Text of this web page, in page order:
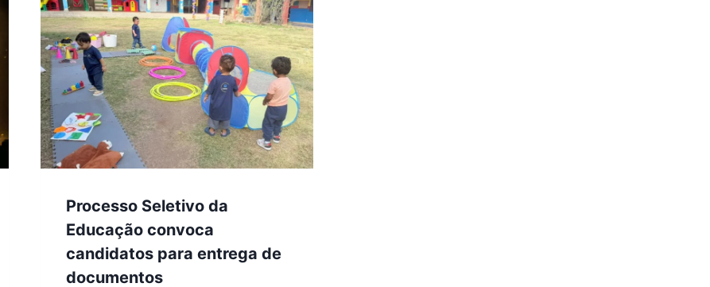
Processo Seletivo da
Educação convoca
candidatos para entrega de
documentos